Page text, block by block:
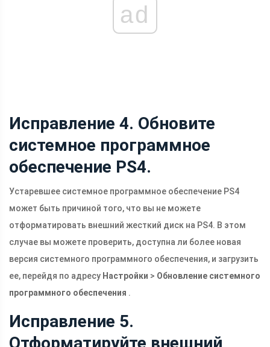
ad
Исправление 4. Обновите
системное программное
обеспечение PS4.
Устаревшее системное программное обеспечение PS4
может быть причиной того, что вы не можете
отформатировать внешний жесткий диск на PS4. В этом
случае вы можете проверить, доступна ли более новая
версия системного программного обеспечения, и загрузить
ее, перейдя по адресу Настройки > Обновление системного
программного обеспечения .
Исправление 5.